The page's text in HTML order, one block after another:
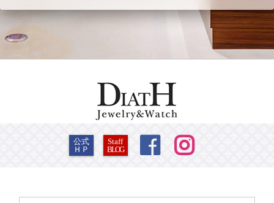
公式
ＨＰ
Staff
BLOG
 